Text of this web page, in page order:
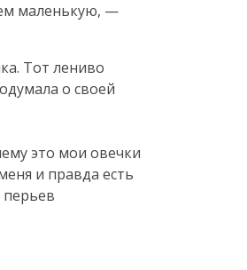
маленькую, —
Тот лениво
о своей
это мои овечки
и правда есть
перьев